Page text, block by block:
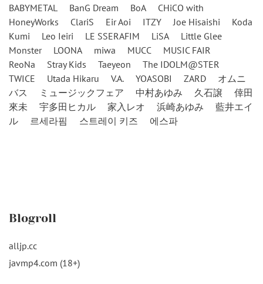
BABYMETAL
BanG Dream BoA
CHiCO with
HoneyWorks
ClariS Eir Aoi ITZY Joe Hisaishi
Koda
Kumi
Leo Ieiri LE SSERAFIM LiSA
Little Glee
Monster
LOONA miwa MUCC
MUSIC FAIR
ReoNa
Stray Kids Taeyeon
The IDOLM@STER
TWICE
Utada Hikaru V.A. YOASOBI ZARD
オムニ
バス
ミュージックフェア 中村あゆみ 久石譲
倖田
來未
宇多田ヒカル 家入レオ 浜崎あゆみ
藍井エイ
ル
르세라핌 스트레이 키즈 에스파
Blogroll
alljp.cc
javmp4.com (18+)